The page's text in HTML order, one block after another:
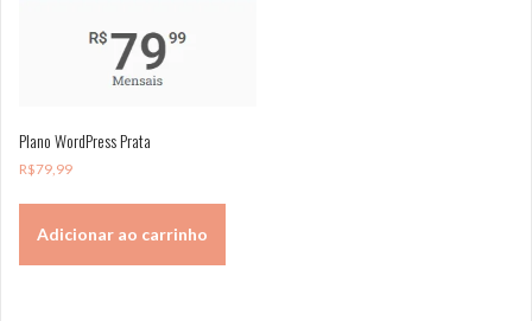
Plano WordPress Prata
R$79,99
Adicionar ao carrinho